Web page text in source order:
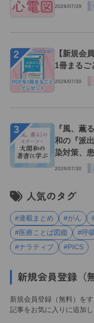
2026/07/29
２
【新規会
1冊まるご
2026/07/30
３
『風、薫
和の『派
染対策、
2026/07/30
人気のタグ
#連載まとめ #がん
#医療ことば図鑑
#呼
#ナラティブ
#PICS
新規会員登録（
新規会員登録（無料）を
記事をお気に入りに追加